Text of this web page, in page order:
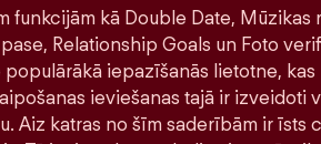
funkcijām kā Double Date, Mūzikas
Relationship Goals un Foto
populārākā iepazīšanās lietotne,
ieviešanas tajā ir izveidoti
Aiz katras no šīm saderībām ir īsts